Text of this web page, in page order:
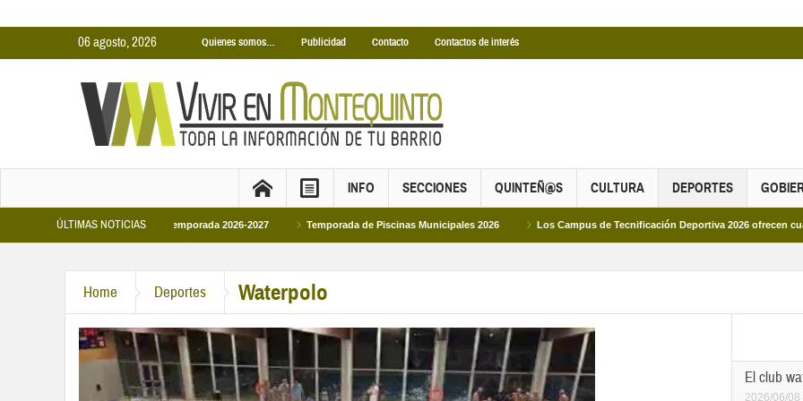
06 agosto, 2026 Quienes somos… Publicidad Contacto Contactos de interés
INFO SECCIONES QUINTEÑ@S CULTURA DEPORTES
ÚLTIMAS NOTICIAS
Municipales temporada 2026-2027 Temporada de Piscinas Municipales 2026 Los Campus de Tecnificación Deportiva 2026 ofrecen cuatro propuestas
Home Deportes Waterpolo
El club
2026/06/08